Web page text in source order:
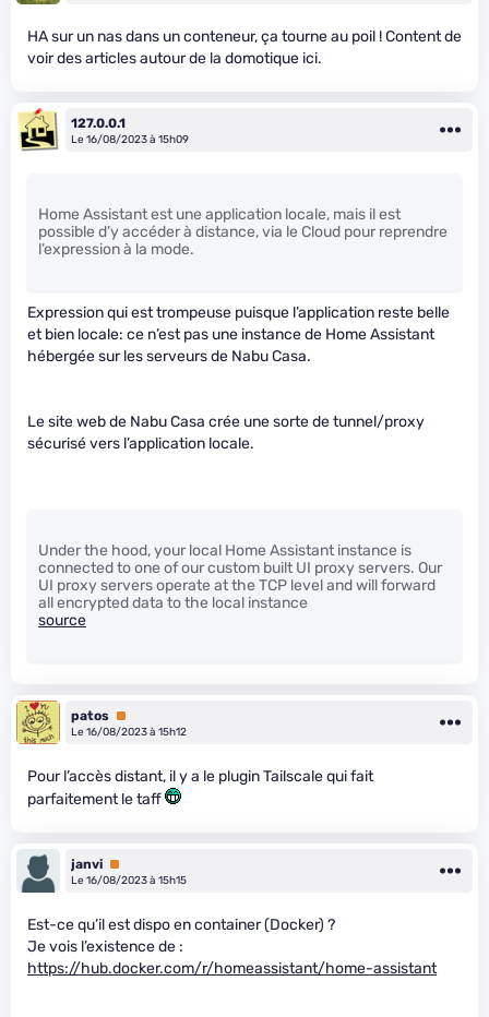
HA sur un nas dans un conteneur‚ ça tourne au poil ! Content de
voir des articles autour de la domotique ici.
127.0.0.1
Le 16/08/2023 à 15h09
Home Assistant est une application locale, mais il est
possible d’y accéder à distance, via le Cloud pour reprendre
l’expression à la mode.
Expression qui est trompeuse puisque l’application reste belle
et bien locale: ce n’est pas une instance de Home Assistant
hébergée sur les serveurs de Nabu Casa.
Le site web de Nabu Casa crée une sorte de tunnel/proxy
sécurisé vers l’application locale.
Under the hood, your local Home Assistant instance is
connected to one of our custom built UI proxy servers. Our
UI proxy servers operate at the TCP level and will forward
all encrypted data to the local instance
source
patos Premium
Le 16/08/2023 à 15h12
Pour l’accès distant, il y a le plugin Tailscale qui fait
parfaitement le taff
janvi Premium
Le 16/08/2023 à 15h15
Est-ce qu’il est dispo en container (Docker) ?
Je vois l’existence de :
https://hub.docker.com/r/homeassistant/home-assistant